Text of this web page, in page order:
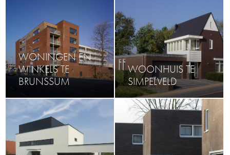
WONINGEN EN
WINKELS TE
BRUNSSUM
WOONHUIS TE
SIMPELVELD